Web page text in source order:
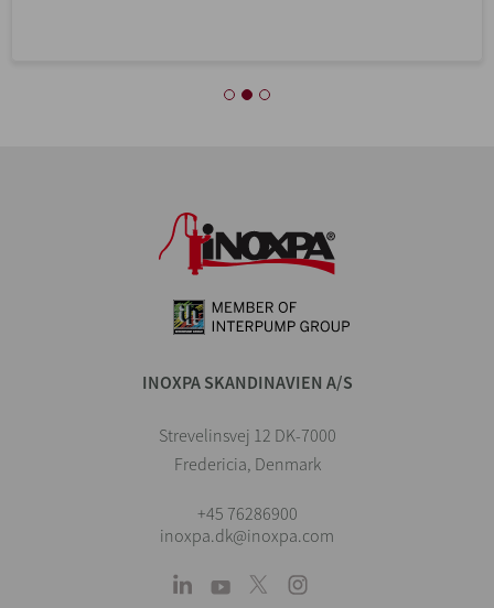
INOXPA SKANDINAVIEN A/S
Strevelinsvej 12 DK-7000
Fredericia, Denmark
+45 76286900
inoxpa.dk@inoxpa.com